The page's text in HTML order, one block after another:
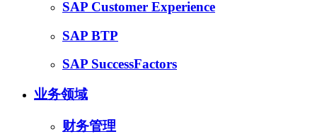
SAP Customer Experience
SAP BTP
SAP SuccessFactors
业务领域
财务管理